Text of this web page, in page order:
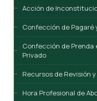
Acción de
Confección de Pagaré
Confección de Prenda
Privado
Recursos de Revisión
Hora Profesional de